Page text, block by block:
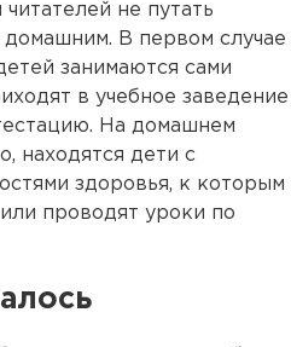
не путать
В первом случае
занимаются сами
в учебное заведение
На домашнем
находятся дети с
здоровья, к которым
проводят уроки по